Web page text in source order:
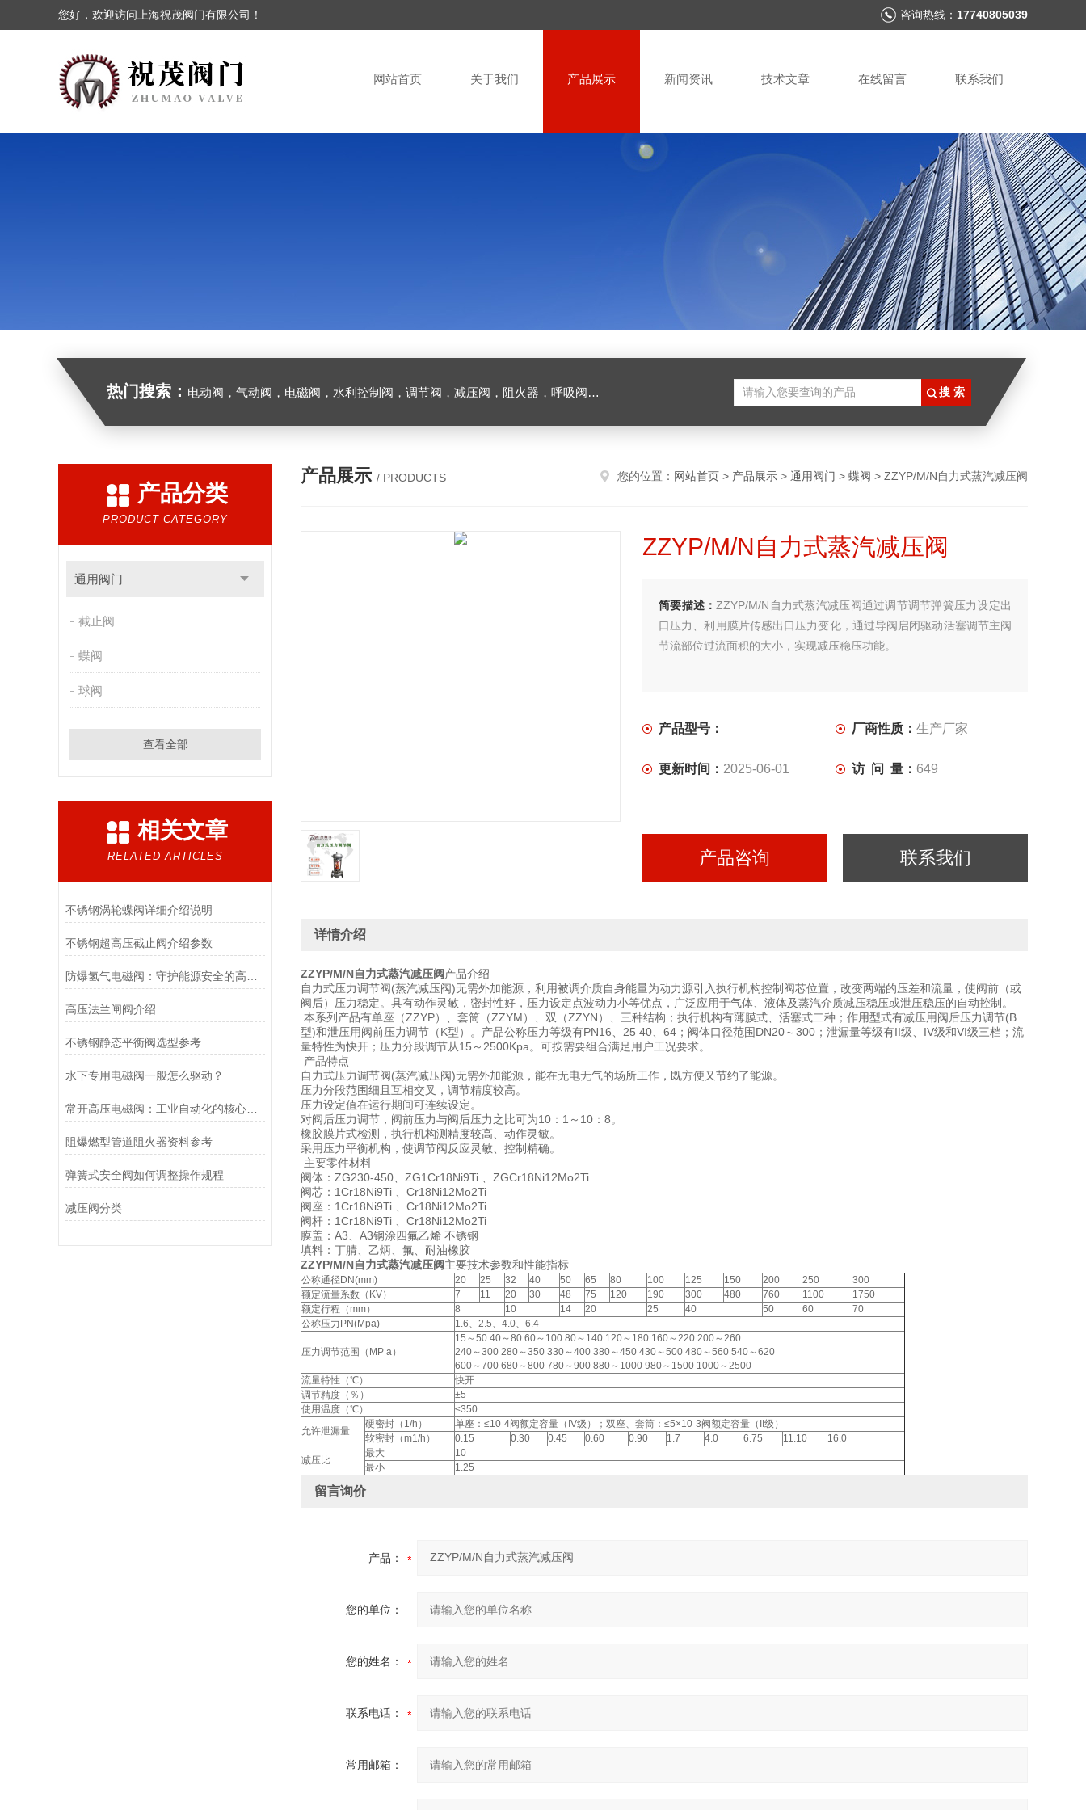
您好，欢迎访问上海祝茂阀门有限公司！ 咨询热线： 17740805039
网站首页 关于我们 产品展示 新闻资讯 技术文章 在线留言 联系我们
热门搜索： 电动阀，气动阀，电磁阀，水利控制阀，调节阀，减压阀，阻火器，呼吸阀，排气阀
产品分类
PRODUCT CATEGORY
通用阀门
截止阀
蝶阀
球阀
查看全部
相关文章
RELATED ARTICLES
不锈钢涡轮蝶阀详细介绍说明
不锈钢超高压截止阀介绍参数
高压法兰闸阀介绍
不锈钢静态平衡阀选型参考
水下专用电磁阀一般怎么驱动？
常开高压电磁阀：工业自动化的核心元件
阻爆燃型管道阻火器资料参考
弹簧式安全阀如何调整操作规程
减压阀分类
产品展示 / PRODUCTS 您的位置： 网站首页 > 产品展示 > 通用阀门 > 蝶阀 > ZZYP/M/N自力式蒸汽减压阀
ZZYP/M/N自力式蒸汽减压阀
简要描述： ZZYP/M/N自力式蒸汽减压阀通过调节调节弹簧压力设定出
口压力、利用膜片传感出口压力变化，通过导阀启闭驱动活塞调节主阀
节流部位过流面积的大小，实现减压稳压功能。
产品型号： 厂商性质： 生产厂家
更新时间： 2025-06-01 访 问 量： 649
产品咨询 联系我们
详情介绍
ZZYP/M/N自力式蒸汽减压阀产品介绍
自力式压力调节阀(蒸汽减压阀)无需外加能源，利用被调介质自身能量为动力源引入执行机构控制阀芯位置，改变两端的压差和流量，使阀前（或
阀后）压力稳定。具有动作灵敏，密封性好，压力设定点波动力小等优点，广泛应用于气体、液体及蒸汽介质减压稳压或泄压稳压的自动控制。
本系列产品有单座（ZZYP）、套筒（ZZYM）、双（ZZYN）、三种结构；执行机构有薄膜式、活塞式二种；作用型式有减压用阀后压力调节(B
型)和泄压用阀前压力调节（K型）。产品公称压力等级有PN16、25 40、64；阀体口径范围DN20～300；泄漏量等级有II级、IV级和VI级三档；流
量特性为快开；压力分段调节从15～2500Kpa。可按需要组合满足用户工况要求。
产品特点
自力式压力调节阀(蒸汽减压阀)无需外加能源，能在无电无气的场所工作，既方便又节约了能源。
压力分段范围细且互相交叉，调节精度较高。
压力设定值在运行期间可连续设定。
对阀后压力调节，阀前压力与阀后压力之比可为10：1～10：8。
橡胶膜片式检测，执行机构测精度较高、动作灵敏。
采用压力平衡机构，使调节阀反应灵敏、控制精确。
主要零件材料
阀体：ZG230-450、ZG1Cr18Ni9Ti 、ZGCr18Ni12Mo2Ti
阀芯：1Cr18Ni9Ti 、Cr18Ni12Mo2Ti
阀座：1Cr18Ni9Ti 、Cr18Ni12Mo2Ti
阀杆：1Cr18Ni9Ti 、Cr18Ni12Mo2Ti
膜盖：A3、A3钢涂四氟乙烯 不锈钢
填料：丁腈、乙炳、氟、耐油橡胶
ZZYP/M/N自力式蒸汽减压阀主要技术参数和性能指标
公称通径DN(mm) 20 25 32 40 50 65 80 100 125 150 200 250
300
额定流量系数（KV）
7 11 20 30 48 75 120 190 300 480 760 1100
1750
额定行程（mm）
8 10 14 20 25 40 50 60
70
公称压力PN(Mpa)
1.6、2.5、4.0、6.4
压力调节范围（MP a）
15～50 40～80 60～100 80～140 120～180 160～220 200～260
240～300 280～350 330～400 380～450 430～500 480～560 540～620
600～700 680～800 780～900 880～1000 980～1500 1000～2500
流量特性（℃）
快开
调节精度（％）
±5
使用温度（℃）
≤350
允许泄漏量
硬密封（1/h）
单座：≤10ˉ4阀额定容量（IV级）；双座、套筒：≤5×10ˉ3阀额定容量（II级）
软密封（m1/h）
0.15 0.30 0.45 0.60 0.90 1.7 4.0 6.75 11.10
16.0
减压比
最大
10
最小
1.25
留言询价
产品：
您的单位：
您的姓名：
联系电话：
常用邮箱：